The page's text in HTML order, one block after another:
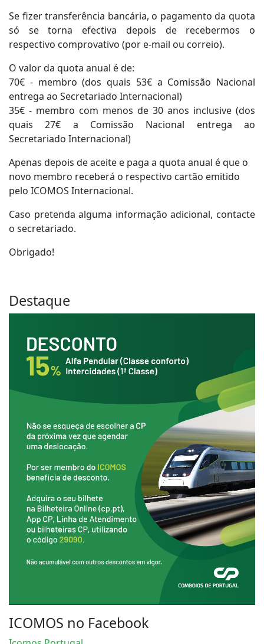
Se fizer transferência bancária, o pagamento da quota
só se torna efectiva depois de recebermos o
respectivo comprovativo (por e-mail ou correio).
O valor da quota anual é de:
70€ - membro (dos quais 53€ a Comissão Nacional
entrega ao Secretariado Internacional)
35€ - membro com menos de 30 anos inclusive (dos
quais 27€ a Comissão Nacional entrega ao
Secretariado Internacional)
Apenas depois de aceite e paga a quota anual é que o
novo membro receberá o respectivo cartão emitido
pelo ICOMOS Internacional.
Caso pretenda alguma informação adicional, contacte
o secretariado.
Obrigado!
Destaque
ICOMOS no Facebook